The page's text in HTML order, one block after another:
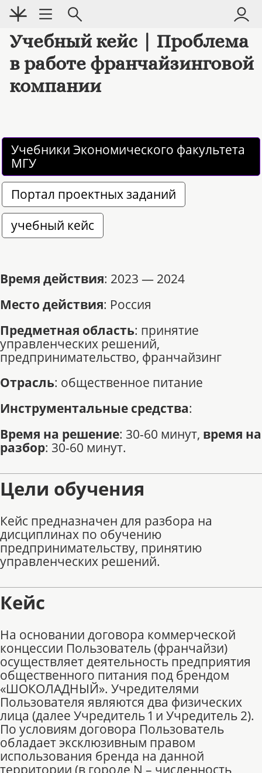
Учебный кейс | Проблема
в работе франчайзинговой
компании
Учебники Экономического факультета
МГУ
Портал проектных заданий
учебный кейс
Время действия: 2023 — 2024
Место действия: Россия
Предметная область: принятие
управленческих решений,
предпринимательство, франчайзинг
Отрасль: общественное питание
Инструментальные средства:
Время на решение: 30-60 минут, время на
разбор: 30-60 минут.
Цели обучения
Кейс предназначен для разбора на
дисциплинах по обучению
предпринимательству, принятию
управленческих решений.
Кейс
На основании договора коммерческой
концессии Пользователь (франчайзи)
осуществляет деятельность предприятия
общественного питания под брендом
«ШОКОЛАДНЫЙ». Учредителями
Пользователя являются два физических
лица (далее Учредитель 1 и Учредитель 2).
По условиям договора Пользователь
обладает эксклюзивным правом
использования бренда на данной
территории (в городе N – численность